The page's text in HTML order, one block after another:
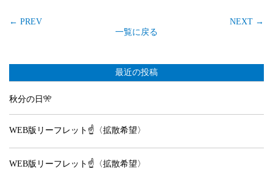
← PREV NEXT →
一覧に戻る
最近の投稿
秋分の日🎌
WEB版リーフレット☝️〈拡散希望〉
WEB版リーフレット☝️〈拡散希望〉